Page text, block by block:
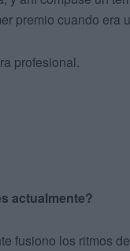
premio cuando era
profesional.
actualmente?
fusiono los ritmos